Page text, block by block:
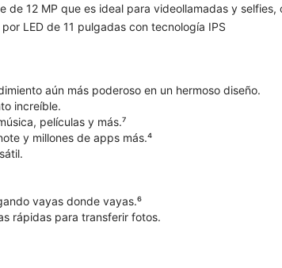
de 12 MP que es ideal para videollamadas y selfies,
LED de 11 pulgadas con tecnología IPS
aún más poderoso en un hermoso diseño.
increíble.
películas y más.⁷
y millones de apps más.⁴
vayas donde vayas.⁶
rápidas para transferir fotos.